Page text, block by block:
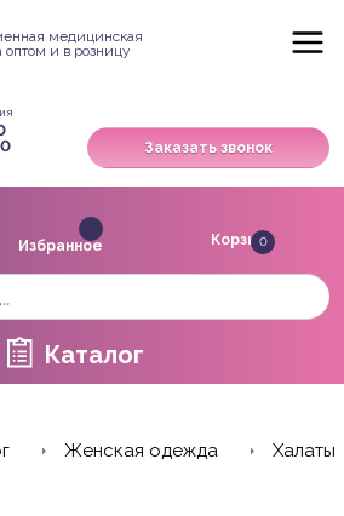
медицинская
оптом и в розницу
Заказать звонок
Каталог
Избранное 0
Корзина
Женская одежда Халаты